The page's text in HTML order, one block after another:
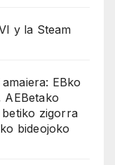
y la Steam
EBko
AEBetako
zigorra
bideojoko